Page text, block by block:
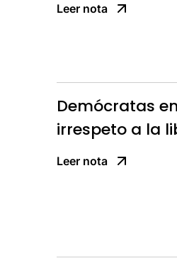
Leer nota
Demócratas
irrespeto a la
Leer nota